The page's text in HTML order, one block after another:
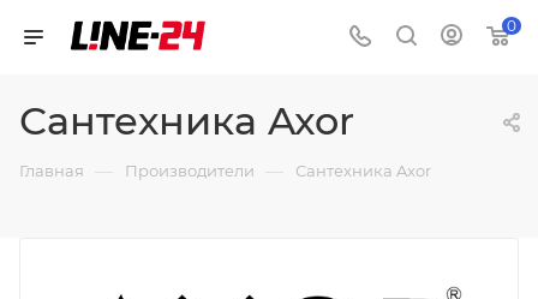
0
Сантехника Axor
Главная — Производители — Сантехника Axor